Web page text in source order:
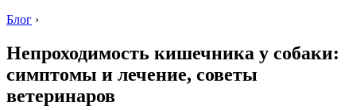
Блог ›
Непроходимость кишечника у собаки:
симптомы и лечение, советы
ветеринаров